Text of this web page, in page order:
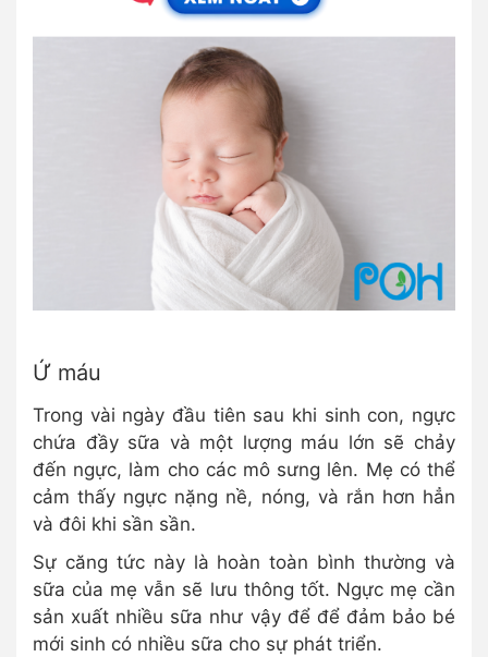
Ứ máu
Trong vài ngày đầu tiên sau khi sinh con, ngực
chứa đầy sữa và một lượng máu lớn sẽ chảy
đến ngực, làm cho các mô sưng lên. Mẹ có thể
cảm thấy ngực nặng nề, nóng, và rắn hơn hẳn
và đôi khi sần sần.
Sự căng tức này là hoàn toàn bình thường và
sữa của mẹ vẫn sẽ lưu thông tốt. Ngực mẹ cần
sản xuất nhiều sữa như vậy để để đảm bảo bé
mới sinh có nhiều sữa cho sự phát triển.